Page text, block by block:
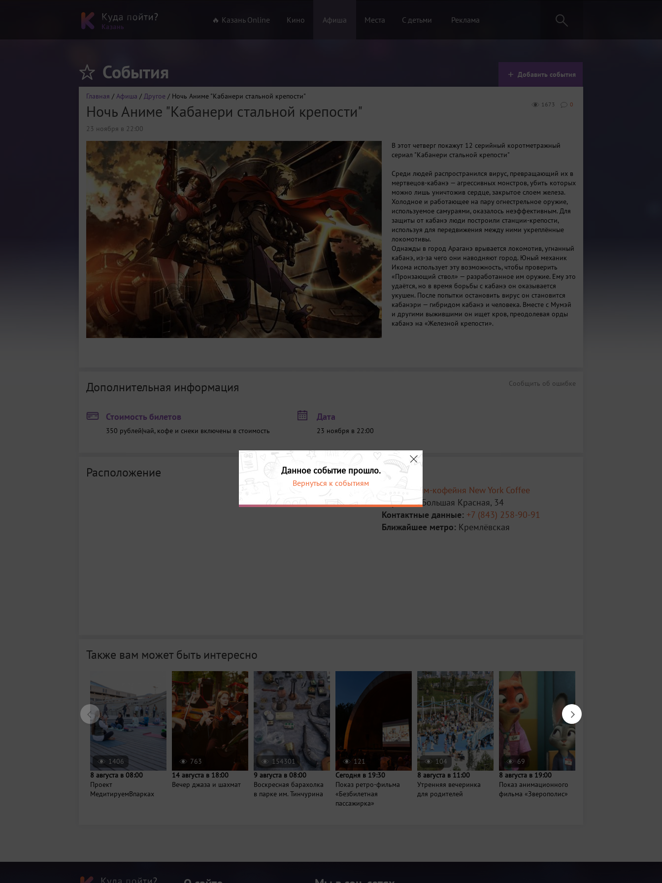
🔥 Казань Online Кино Афиша Места С детьми Реклама
События Добавить события
Главная / Афиша / Другое / Ночь Аниме "Кабанери стальной крепости"
0
1673
Ночь Аниме "Кабанери стальной крепости"
23 ноября в 22:00
В этот четверг покажут 12 серийный коротметражный
сериал "Кабанери стальной крепости"
Среди людей распространился вирус, превращающий их в
мертвецов-кабанэ — агрессивных монстров, убить которых
можно лишь уничтожив сердце, закрытое слоем железа.
Холодное и работающее на пару огнестрельное оружие,
используемое самураями, оказалось неэффективным. Для
защиты от кабанэ люди построили станции-крепости,
используя для передвижения между ними укреплённые
локомотивы.
Однажды в город Араганэ врывается локомотив, угнанный
кабанэ, из-за чего они наводняют город. Юный механик
Икома использует эту возможность, чтобы проверить
«Пронзающий ствол» — разработанное им оружие. Ему это
удаётся, но в время борьбы с кабанэ он оказывается
укушен. После попытки остановить вирус он становится
кабанэри — гибридом кабанэ и человека. Вместе с Мумэй
и другими выжившими он ищет кров, преодолевая орды
кабанэ на «Железной крепости».
Сообщить об ошибке
Дополнительная информация
Стоимость билетов
350 рублей|чай, кофе и снеки включены в стоимость
Дата
23 ноября в 22:00
Расположение
Место:
Тайм-кофейня New York Coffee
Адрес:Ул. Большая Красная, 34
Контактные данные: +7 (843) 258-90-91
Ближайшее метро: Кремлёвская
Также вам может быть интересно
1406
8 августа в 08:00
Проект
МедитируемВпарках
763
14 августа в 18:00
Вечер джаза и шахмат
154301
9 августа в 08:00
Воскресная барахолка
в парке им. Тинчурина
121
Сегодня в 19:30
Показ ретро-фильма
«Безбилетная
пассажирка»
104
8 августа в 11:00
Утренняя вечеринка
для родителей
69
8 августа в 19:00
Показ анимационного
фильма «Зверополис»
Данное событие прошло.
Вернуться к событиям